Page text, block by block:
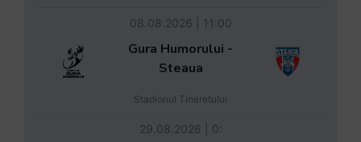
08.08.2026 | 11:00
Gura Humorului -
Steaua
Stadionul Tineretului
29.08.2026 | 0: